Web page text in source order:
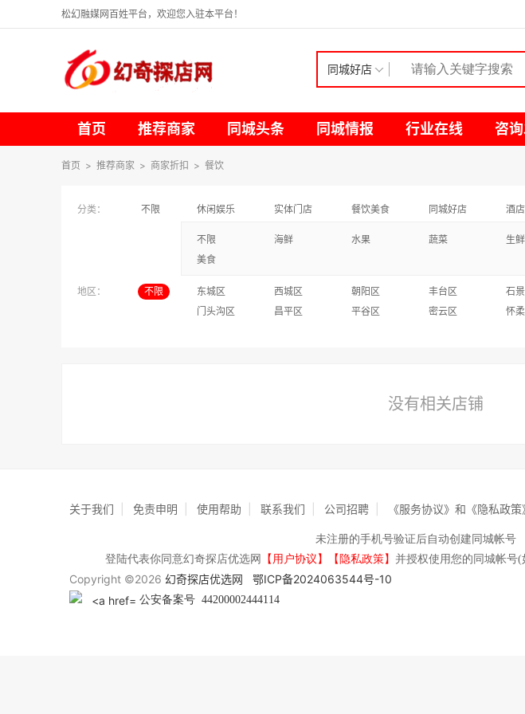
松幻融媒网百姓平台，欢迎您入驻本平台！
同城好店
首页 推荐商家 同城头条 同城情报 行业在线 咨
首页 > 推荐商家 > 商家折扣 > 餐饮
分类： 不限 休闲娱乐 实体门店 餐饮美食 同城好店 酒
不限 海鲜 水果 蔬菜 生鲜
美食
地区： 不限 东城区 西城区 朝阳区 丰台区 石
门头沟区
昌平区 平谷区 密云区 怀
没有相关店铺
关于我们 免责申明 使用帮助 联系我们 公司招聘 《服务协议》和《隐私政策
未注册的手机号验证后自动创建同城帐号
登陆代表你同意幻奇探店优选网
【用户协议】【隐私政策】 并授权使用您的同城帐号
Copyright ©2026 幻奇探店优选网 鄂ICP备2024063544号-10
公安备案号 44200002444114